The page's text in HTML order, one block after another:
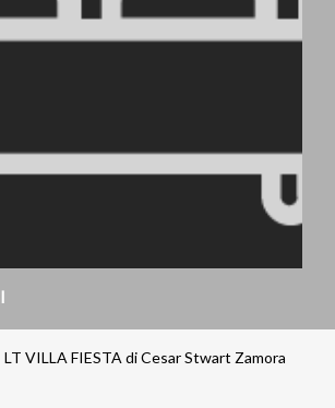
LT VILLA FIESTA di Cesar Stwart Zamora